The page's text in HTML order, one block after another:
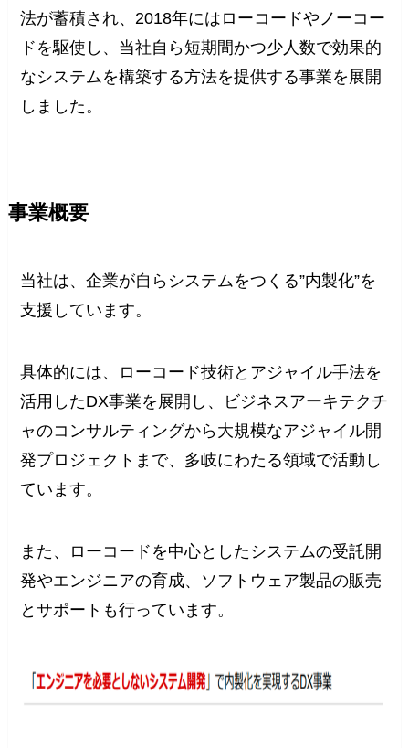
法が蓄積され、2018年にはローコードやノーコー
ドを駆使し、当社自ら短期間かつ少人数で効果的
なシステムを構築する方法を提供する事業を展開
しました。
事業概要
当社は、企業が自らシステムをつくる”内製化”を
支援しています。
具体的には、ローコード技術とアジャイル手法を
活用したDX事業を展開し、ビジネスアーキテクチ
ャのコンサルティングから大規模なアジャイル開
発プロジェクトまで、多岐にわたる領域で活動し
ています。
また、ローコードを中心としたシステムの受託開
発やエンジニアの育成、ソフトウェア製品の販売
とサポートも行っています。